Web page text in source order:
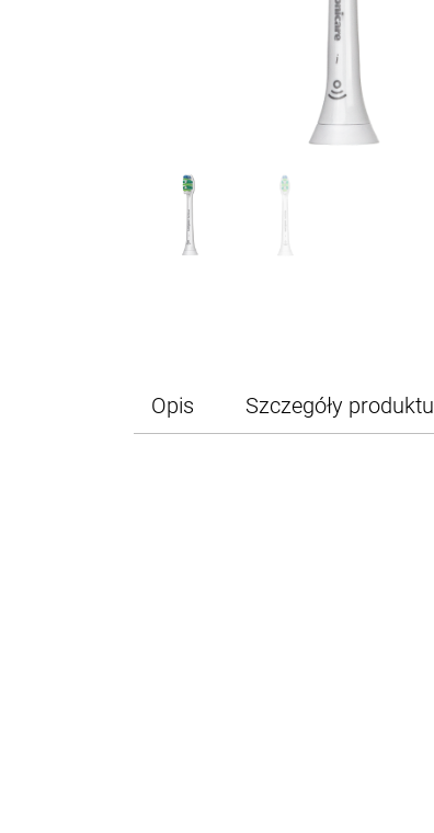
Opis Szczegóły produktu